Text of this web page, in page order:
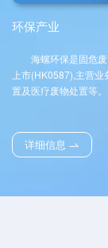
环保产业
海螺环保是固危
上市(HK0587),主营
置及医疗废物处置等。
详细信息